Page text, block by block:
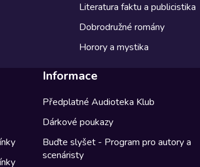
Literatura faktu a publicistika
Dobrodružné romány
Horory a mystika
Informace
Předplatné Audioteka Klub
Dárkové poukazy
Buďte slyšet - Program pro autory a
scenáristy